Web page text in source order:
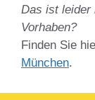
Das ist leider
Vorhaben?
Finden Sie
München.